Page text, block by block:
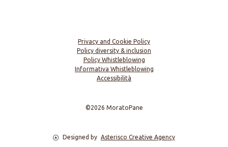
Privacy and Cookie Policy
Policy diversity & inclusion
Policy Whistleblowing
Informativa Whistleblowing
Accessibilità
©2026 MoratoPane
Designed by Asterisco Creative Agency